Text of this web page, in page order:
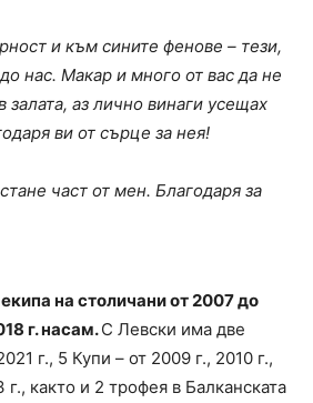
и към сините фенове – тези,
нас. Макар и много от вас да не
залата, аз лично винаги усещах
ви от сърце за нея!
част от мен. Благодаря за
на столичани от 2007 до
г. насам.С Левски има две
г., 5 Купи – от 2009 г., 2010 г.,
г., както и 2 трофея в Балканската